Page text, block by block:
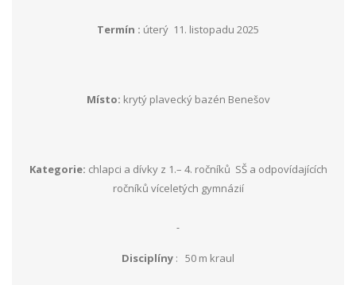
Termín : úterý 11. listopadu 2025
Místo: krytý plavecký bazén Benešov
Kategorie: chlapci a dívky z 1.– 4. ročníků SŠ a odpovídajících
ročníků víceletých gymnázií
Disciplíny : 50 m kraul